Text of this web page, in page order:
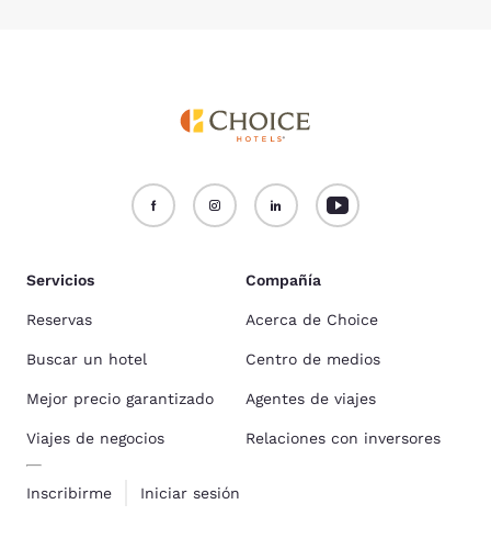
Servicios
Reservas
Buscar un hotel
Mejor precio garantizado
Viajes de negocios
Inscribirme Iniciar sesión
Compañía
Acerca de Choice
Centro de medios
Agentes de viajes
Relaciones con inversores